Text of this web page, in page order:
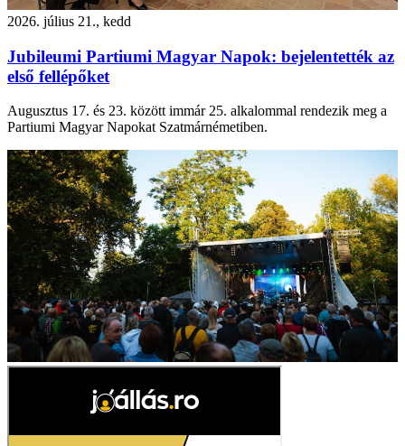
2026. július 21., kedd
Jubileumi Partiumi Magyar Napok: bejelentették az
első fellépőket
Augusztus 17. és 23. között immár 25. alkalommal rendezik meg a
Partiumi Magyar Napokat Szatmárnémetiben.